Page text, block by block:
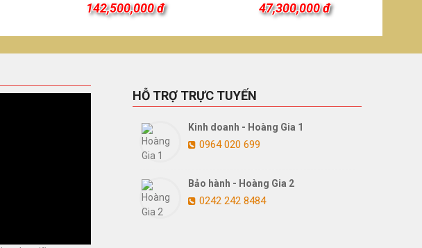
142,500,000 đ 47,300,000 đ
HỖ TRỢ TRỰC TUYẾN
Kinh doanh - Hoàng Gia 1
0964 020 699
Bảo hành - Hoàng Gia 2
0242 242 8484